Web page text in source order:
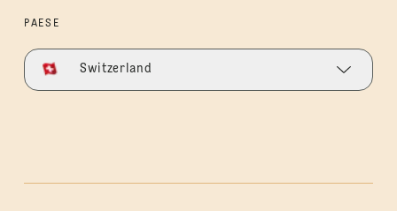
PAESE
Switzerland